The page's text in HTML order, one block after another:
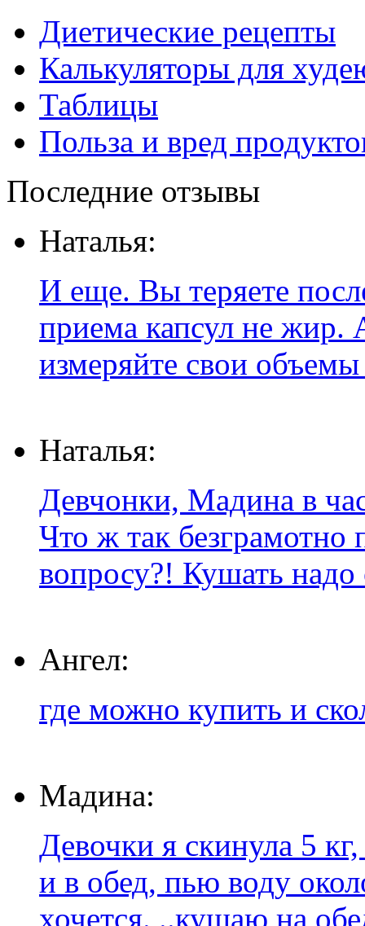
Диетические рецепты
Калькуляторы для
Таблицы
Польза и вред
Последние отзывы
Наталья:
И еще. Вы теряете
приема капсул не жир.
измеряйте свои
Наталья:
Девчонки, Мадина в
Что ж так безграмотно
вопросу?! Кушать надо
Ангел:
где можно купить и
Мадина:
Девочки я скинула 5
и в обед, пью воду
хочется. ..кушаю на